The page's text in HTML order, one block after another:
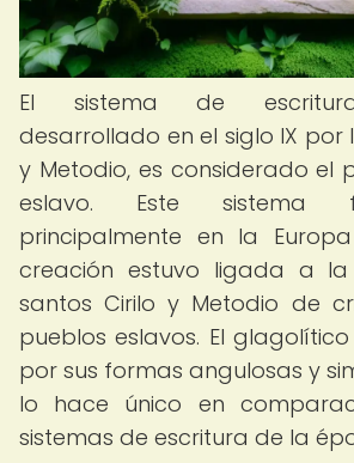
El sistema de
desarrollado en el siglo IX por
y Metodio, es considerado el
eslavo. Este sistema
principalmente en la
creación estuvo ligada a
santos Cirilo y Metodio de
pueblos eslavos. El
por sus formas angulosas y
lo hace único en
sistemas de escritura de la